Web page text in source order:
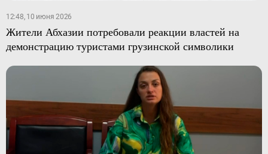
12:48, 10 июня 2026
Жители Абхазии потребовали реакции властей на
демонстрацию туристами грузинской символики